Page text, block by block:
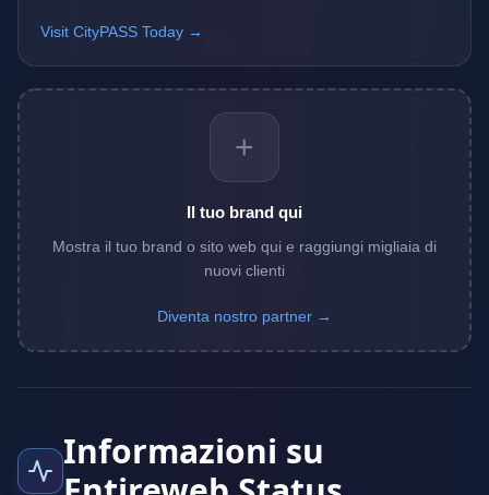
Visit CityPASS Today →
+
Il tuo brand qui
Mostra il tuo brand o sito web qui e raggiungi migliaia di
nuovi clienti
Diventa nostro partner →
Informazioni su